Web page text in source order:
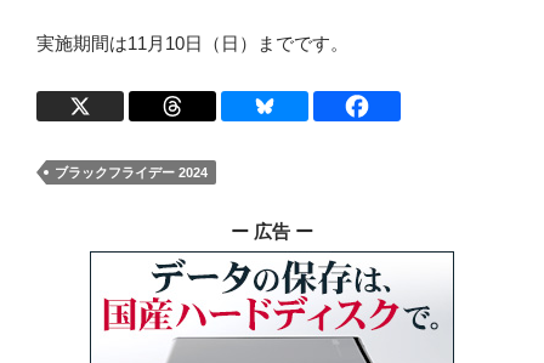
実施期間は11月10日（日）までです。
ブラックフライデー 2024
ー 広告 ー